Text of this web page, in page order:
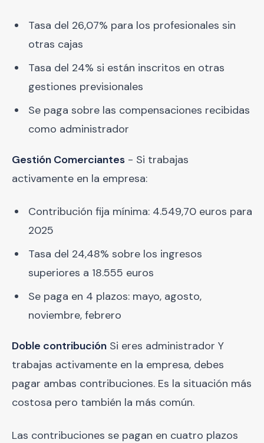
Tasa del 26,07% para los profesionales sin
otras cajas
Tasa del 24% si están inscritos en otras
gestiones previsionales
Se paga sobre las compensaciones recibidas
como administrador
Gestión Comerciantes - Si trabajas
activamente en la empresa:
Contribución fija mínima: 4.549,70 euros para
2025
Tasa del 24,48% sobre los ingresos
superiores a 18.555 euros
Se paga en 4 plazos: mayo, agosto,
noviembre, febrero
Doble contribución Si eres administrador Y
trabajas activamente en la empresa, debes
pagar ambas contribuciones. Es la situación más
costosa pero también la más común.
Las contribuciones se pagan en cuatro plazos